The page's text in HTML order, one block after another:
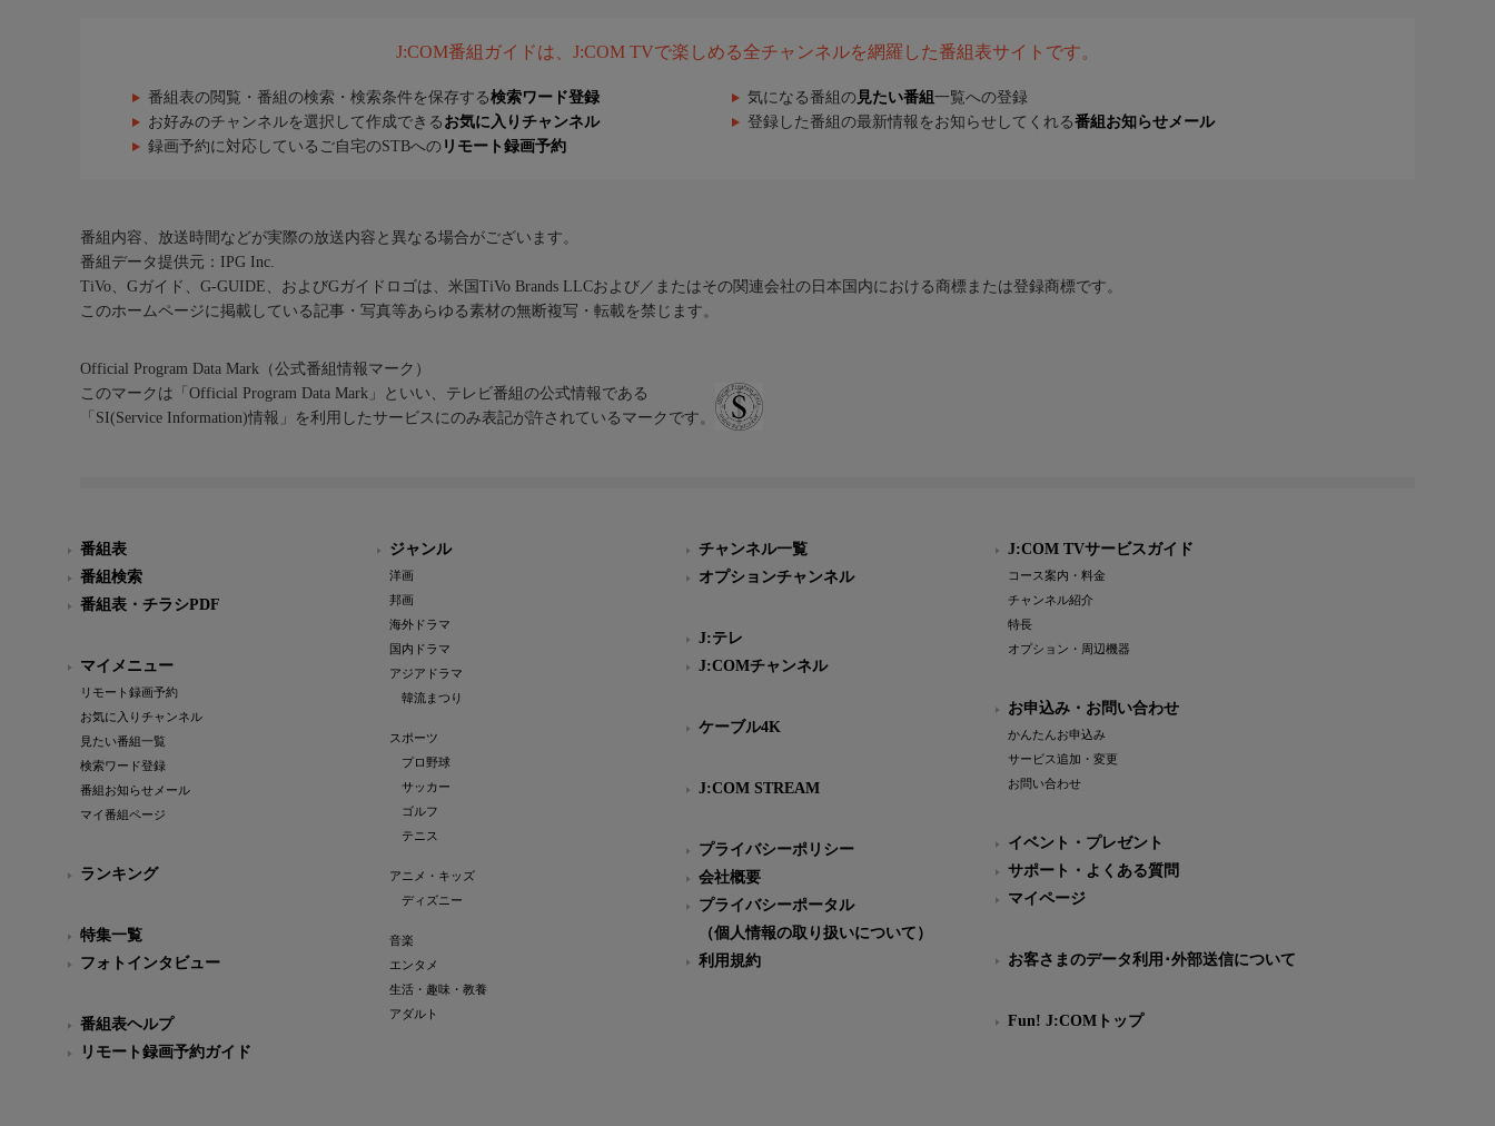
J:COM番組ガイドは、J:COM TVで楽しめる全チャンネルを網羅した番組表サイトです。
番組表の閲覧・番組の検索・検索条件を保存する検索ワード登録 気になる番組の 見たい番組 一覧への登録
お好みのチャンネルを選択して作成できる お気に入りチャンネル 登録した番組の最新情報をお知らせしてくれる番組お知らせメール
録画予約に対応しているご自宅のSTBへの リモート録画予約
番組内容、放送時間などが実際の放送内容と異なる場合がございます。
番組データ提供元：IPG Inc.
TiVo、Gガイド、G-GUIDE、およびGガイドロゴは、米国TiVo Brands LLCおよび／またはその関連会社の日本国内における商標または登録商標です。
このホームページに掲載している記事・写真等あらゆる素材の無断複写・転載を禁じます。
Official Program Data Mark（公式番組情報マーク）
このマークは「Official Program Data Mark」といい、テレビ番組の公式情報である
「SI(Service Information)情報」を利用したサービスにのみ表記が許されているマークです。
番組表
番組検索
番組表・チラシPDF
マイメニュー
リモート録画予約
お気に入りチャンネル
見たい番組一覧
検索ワード登録
番組お知らせメール
マイ番組ページ
ランキング
特集一覧
フォトインタビュー
番組表ヘルプ
リモート録画予約ガイド
ジャンル
洋画
邦画
海外ドラマ
国内ドラマ
アジアドラマ
韓流まつり
スポーツ
プロ野球
サッカー
ゴルフ
テニス
アニメ・キッズ
ディズニー
音楽
エンタメ
生活・趣味・教養
アダルト
チャンネル一覧
オプションチャンネル
J:テレ
J:COMチャンネル
ケーブル4K
J:COM STREAM
プライバシーポリシー
会社概要
プライバシーポータル
（個人情報の取り扱いについて）
利用規約
J:COM TVサービスガイド
コース案内・料金
チャンネル紹介
特長
オプション・周辺機器
お申込み・お問い合わせ
かんたんお申込み
サービス追加・変更
お問い合わせ
イベント・プレゼント
サポート・よくある質問
マイページ
お客さまのデータ利用･外部送信について
Fun! J:COMトップ